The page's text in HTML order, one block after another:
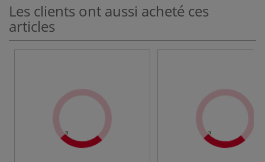
Les clients ont aussi acheté ces
articles